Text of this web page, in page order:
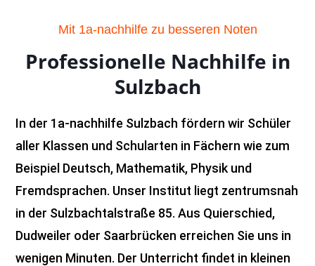
Mit 1a-nachhilfe zu besseren Noten
Professionelle Nachhilfe in
Sulzbach
In der 1a-nachhilfe Sulzbach fördern wir Schüler
aller Klassen und Schularten in Fächern wie zum
Beispiel Deutsch, Mathematik, Physik und
Fremdsprachen. Unser Institut liegt zentrumsnah
in der Sulzbachtalstraße 85. Aus Quierschied,
Dudweiler oder Saarbrücken erreichen Sie uns in
wenigen Minuten. Der Unterricht findet in kleinen